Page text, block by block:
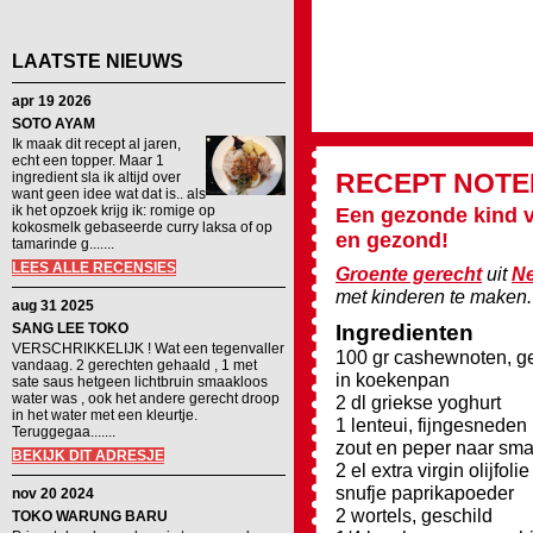
LAATSTE NIEUWS
apr 19 2026
SOTO AYAM
Ik maak dit recept al jaren,
echt een topper. Maar 1
ingredient sla ik altijd over
want geen idee wat dat is.. als
ik het opzoek krijg ik: romige op
kokosmelk gebaseerde curry laksa of op
tamarinde g.......
LEES ALLE RECENSIES
aug 31 2025
SANG LEE TOKO
VERSCHRIKKELIJK ! Wat een tegenvaller
vandaag. 2 gerechten gehaald , 1 met
sate saus hetgeen lichtbruin smaakloos
water was , ook het andere gerecht droop
in het water met een kleurtje.
Teruggegaa.......
BEKIJK DIT ADRESJE
nov 20 2024
TOKO WARUNG BARU
RECEPT
Een gezonde kind
en gezond!
Groente gerechtuit
met kinderen te maken.
Ingredienten
100 gr cashewnoten,
in koekenpan
2 dl griekse yoghurt
1 lenteui, fijngesneden
zout en peper naar
2 el extra virgin olijfolie
snufje paprikapoeder
2 wortels, geschild